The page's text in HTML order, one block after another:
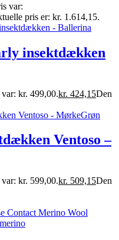
var:
pris er: kr. 1.614,15.
insektdækken
kr. 499,00.kr. 424,15Den
Ventoso –
kr. 599,00.kr. 509,15Den